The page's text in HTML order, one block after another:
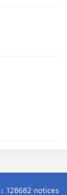
128682 notices